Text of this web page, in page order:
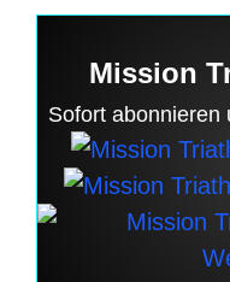
Mission
Sofort abonnieren